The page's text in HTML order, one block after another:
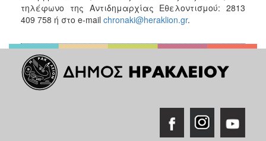
τηλέφωνο της Αντιδημαρχίας Εθελοντισμού: 2813
409 758 ή στο e-mail chronaki@heraklion.gr.